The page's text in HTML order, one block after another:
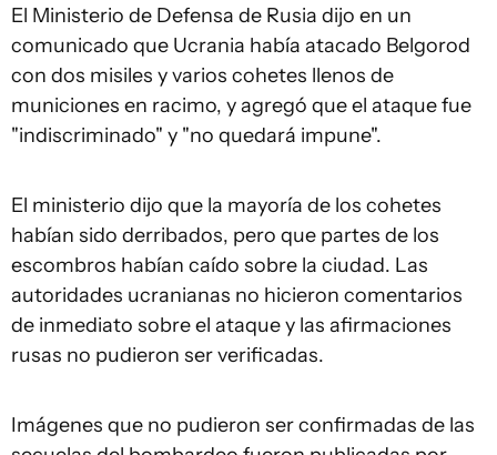
El Ministerio de Defensa de Rusia dijo en un
comunicado que Ucrania había atacado Belgorod
con dos misiles y varios cohetes llenos de
municiones en racimo, y agregó que el ataque fue
"indiscriminado" y "no quedará impune".
El ministerio dijo que la mayoría de los cohetes
habían sido derribados, pero que partes de los
escombros habían caído sobre la ciudad. Las
autoridades ucranianas no hicieron comentarios
de inmediato sobre el ataque y las afirmaciones
rusas no pudieron ser verificadas.
Imágenes que no pudieron ser confirmadas de las